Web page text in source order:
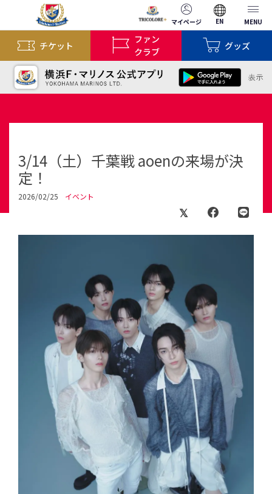
マイページ EN MENU
チケット
ファン
クラブ
グッズ
3/14（土）千葉戦 aoenの来場が決
定！
2026/02/25 イベント